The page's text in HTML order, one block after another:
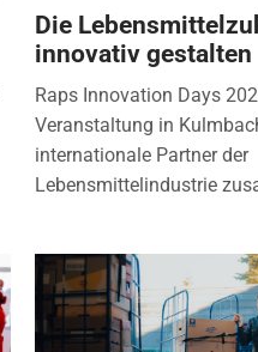
Die
innovativ gestalten
Raps Innovation Days
Veranstaltung in
internationale Partner der
Lebensmittelindustrie